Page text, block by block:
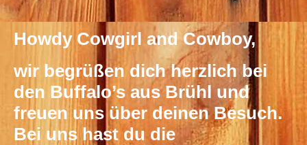
Howdy Cowgirl and Cowboy,
wir begrüßen dich herzlich bei
den Buffalo’s aus Brühl und
freuen uns über deinen Besuch.
Bei uns hast du die